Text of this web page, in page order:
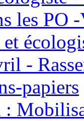
les PO
-
papiers
: